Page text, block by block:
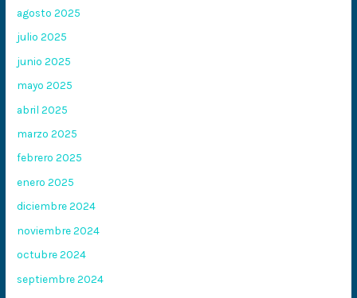
agosto 2025
julio 2025
junio 2025
mayo 2025
abril 2025
marzo 2025
febrero 2025
enero 2025
diciembre 2024
noviembre 2024
octubre 2024
septiembre 2024